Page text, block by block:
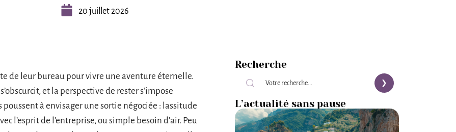
20 juillet 2026
de leur bureau pour vivre une aventure éternelle.
et la perspective de rester s’impose
à envisager une sortie négociée : lassitude
l’esprit de l’entreprise, ou simple besoin d’air. Peu
Recherche
L’actualité sans pause